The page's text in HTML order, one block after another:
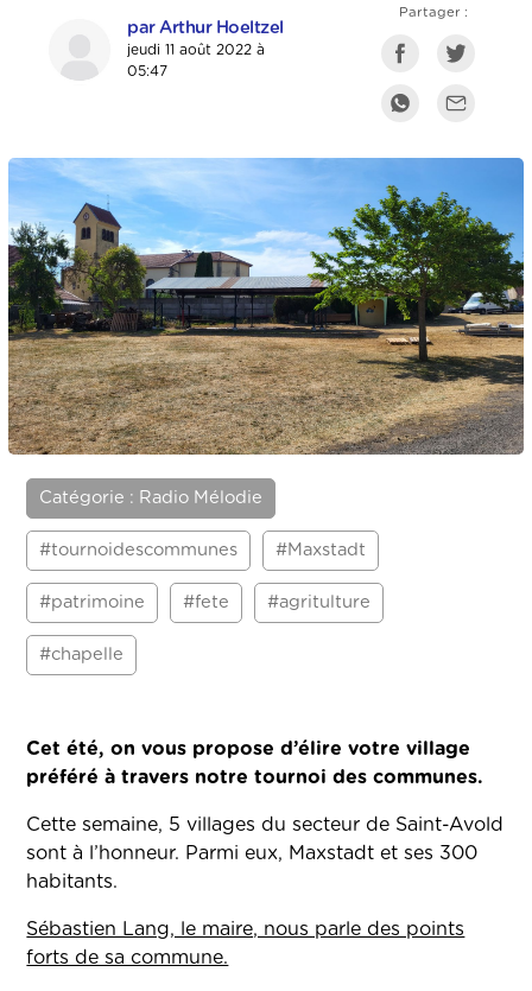
par Arthur Hoeltzel
jeudi 11 août 2022 à
05:47
Partager :
Catégorie : Radio Mélodie
#tournoidescommunes #Maxstadt
#patrimoine #fete #agritulture
#chapelle
Cet été, on vous propose d’élire votre village
préféré à travers notre tournoi des communes.
Cette semaine, 5 villages du secteur de Saint-Avold
sont à l’honneur. Parmi eux, Maxstadt et ses 300
habitants.
Sébastien Lang, le maire, nous parle des points
forts de sa commune.